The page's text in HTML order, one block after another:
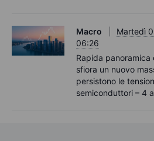
Macro
Martedì
06:26
Rapida panoramica
sfiora un nuovo
persistono le
semiconduttori – 4